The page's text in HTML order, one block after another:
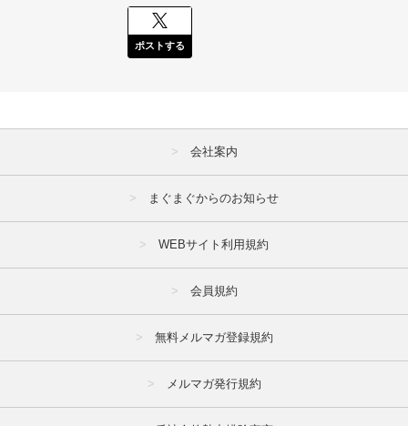
ポストする
会社案内
まぐまぐからのお知らせ
WEBサイト利用規約
会員規約
無料メルマガ登録規約
メルマガ発行規約